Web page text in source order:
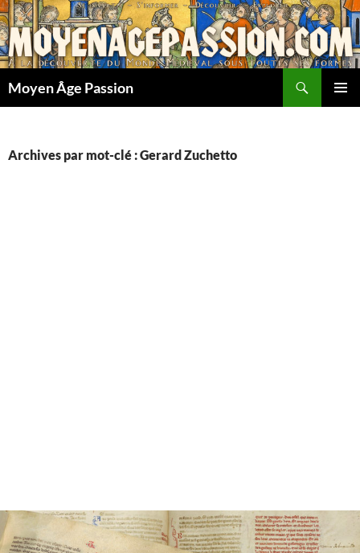
Aller
au
contenu
Moyen Âge Passion
Archives par mot-clé : Gerard Zuchetto